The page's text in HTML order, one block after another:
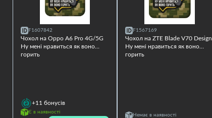
F1607842
Чохол на Oppo A6 Pro 4G/5G
Ну мені нравиться як воно
горить
+11 бонусів
Є в наявності
F1567169
Чохол на ZTE Blade V70 Design
Ну мені нравиться як воно
горить
Немає в наявності